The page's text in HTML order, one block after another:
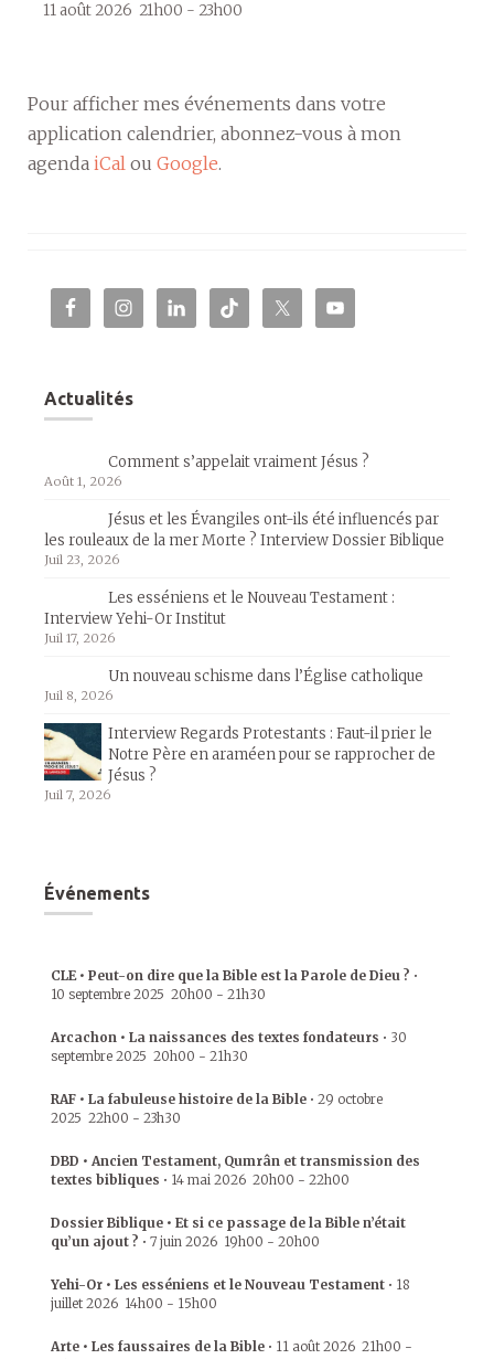
11 août 2026 21h00 - 23h00
Pour afficher mes événements dans votre
application calendrier, abonnez-vous à mon
agenda iCal ou Google.
Actualités
Comment s’appelait vraiment Jésus ?
Août 1, 2026
Jésus et les Évangiles ont-ils été influencés par
les rouleaux de la mer Morte ? Interview Dossier Biblique
Juil 23, 2026
Les esséniens et le Nouveau Testament :
Interview Yehi-Or Institut
Juil 17, 2026
Un nouveau schisme dans l’Église catholique
Juil 8, 2026
Interview Regards Protestants : Faut-il prier le
Notre Père en araméen pour se rapprocher de
Jésus ?
Juil 7, 2026
Événements
CLE • Peut-on dire que la Bible est la Parole de Dieu ? •
10 septembre 2025 20h00 - 21h30
Arcachon • La naissances des textes fondateurs • 30
septembre 2025 20h00 - 21h30
RAF • La fabuleuse histoire de la Bible • 29 octobre
2025 22h00 - 23h30
DBD • Ancien Testament, Qumrân et transmission des
textes bibliques • 14 mai 2026 20h00 - 22h00
Dossier Biblique • Et si ce passage de la Bible n’était
qu’un ajout ? • 7 juin 2026 19h00 - 20h00
Yehi-Or • Les esséniens et le Nouveau Testament • 18
juillet 2026 14h00 - 15h00
Arte • Les faussaires de la Bible • 11 août 2026 21h00 -